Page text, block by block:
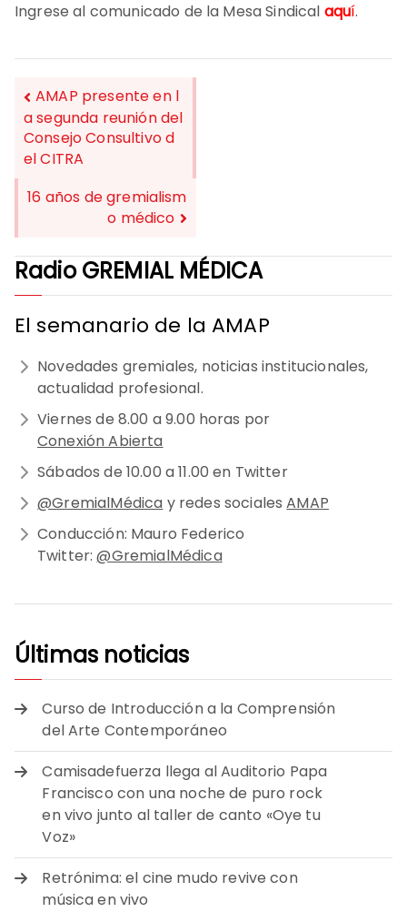
Ingrese al comunicado de la Mesa Sindical aquí.
NAVEGACIÓN
DE
ENTRADAS
AMAP presente en l
a segunda reunión del
Consejo Consultivo d
el CITRA
16 años de gremialism
o médico
Radio GREMIAL MÉDICA
El semanario de la AMAP
Novedades gremiales, noticias institucionales,
actualidad profesional.
Viernes de 8.00 a 9.00 horas por
Conexión Abierta
Sábados de 10.00 a 11.00 en Twitter
@GremialMédica y redes socialesAMAP
Conducción: Mauro Federico
Twitter:@GremialMédica
Últimas noticias
Curso de Introducción a la Comprensión
del Arte Contemporáneo
Camisadefuerza llega al Auditorio Papa
Francisco con una noche de puro rock
en vivo junto al taller de canto «Oye tu
Voz»
Retrónima: el cine mudo revive con
música en vivo